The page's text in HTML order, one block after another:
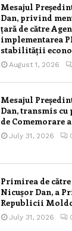
Mesajul
Dan, privind
țară de către
implementarea
stabilității
August 1, 2026
Mesajul
Dan, transmis
de Comemorare
July 31, 2026
Primirea de
Nicușor Dan, a
Republicii
July 31, 2026